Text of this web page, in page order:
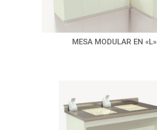
MESA MODULAR EN «L»